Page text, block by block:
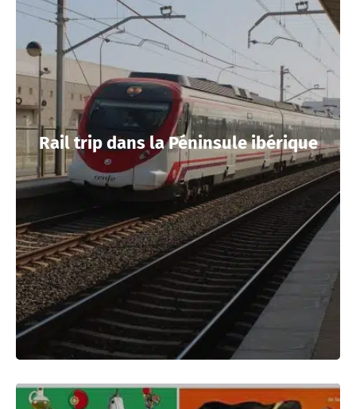
Rail trip dans la Péninsule ibérique